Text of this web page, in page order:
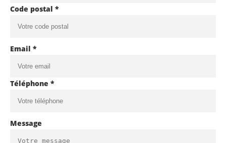
Code postal *
Email *
Téléphone *
Message